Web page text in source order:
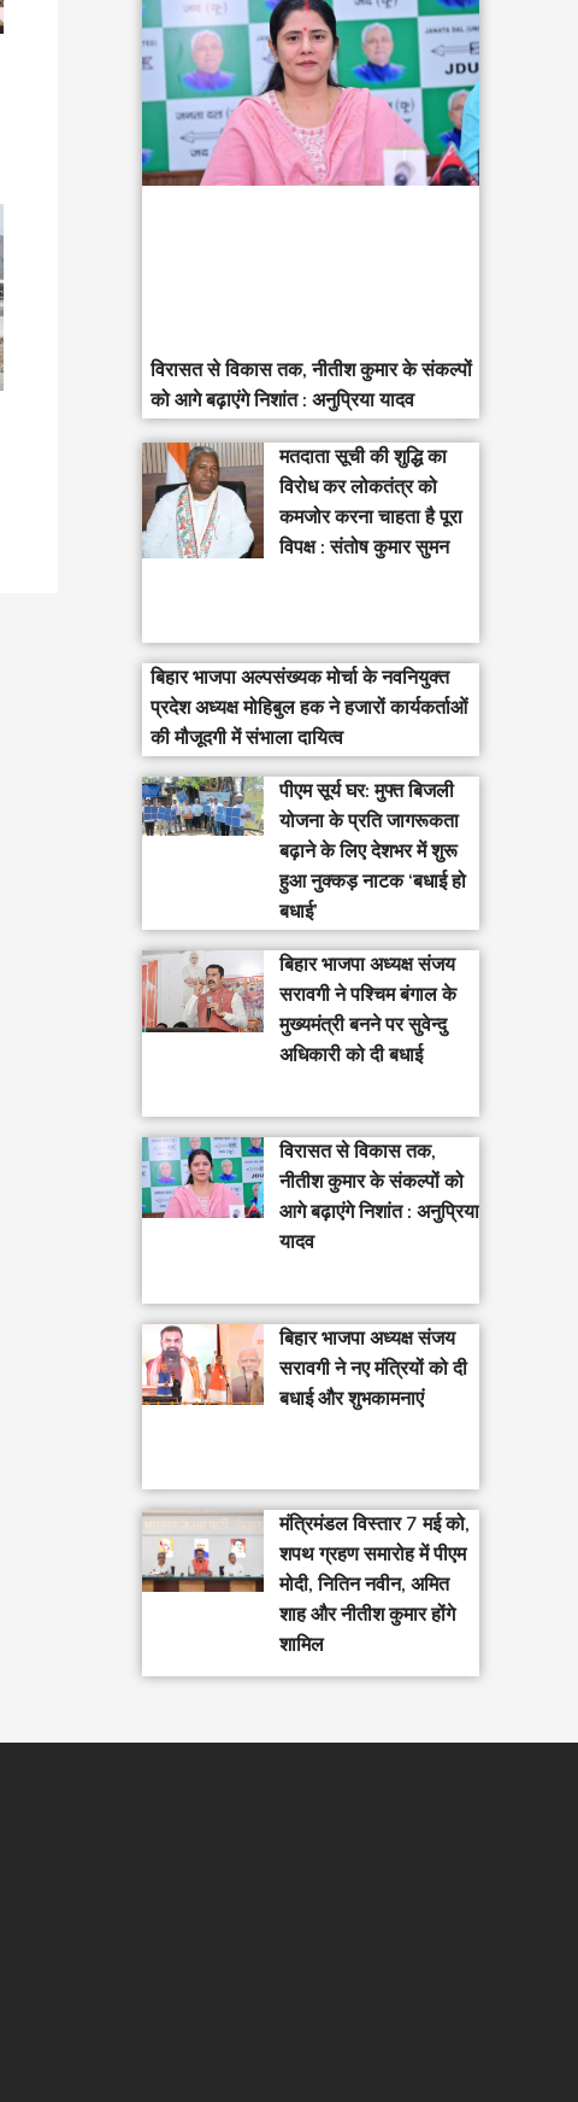
विरासत से विकास तक, नीतीश कुमार के संकल्पों
को आगे बढ़ाएंगे निशांत : अनुप्रिया यादव
मतदाता सूची की शुद्धि का
विरोध कर लोकतंत्र को
कमजोर करना चाहता है पूरा
विपक्ष : संतोष कुमार सुमन
बिहार भाजपा अल्पसंख्यक मोर्चा के नवनियुक्त
प्रदेश अध्यक्ष मोहिबुल हक ने हजारों कार्यकर्ताओं
की मौजूदगी में संभाला दायित्व
पीएम सूर्य घर: मुफ्त बिजली
योजना के प्रति जागरूकता
बढ़ाने के लिए देशभर में शुरू
हुआ नुक्कड़ नाटक ‘बधाई हो
बधाई’
‎बिहार भाजपा अध्यक्ष संजय
सरावगी ने पश्चिम बंगाल के
मुख्यमंत्री बनने पर सुवेन्दु
अधिकारी को दी बधाई
विरासत से विकास तक,
नीतीश कुमार के संकल्पों को
आगे बढ़ाएंगे निशांत : अनुप्रिया
यादव
बिहार भाजपा अध्यक्ष संजय
सरावगी ने नए मंत्रियों को दी
बधाई और शुभकामनाएं
मंत्रिमंडल विस्तार 7 मई को,
शपथ ग्रहण समारोह में पीएम
मोदी, नितिन नवीन, अमित
शाह और नीतीश कुमार होंगे
शामिल